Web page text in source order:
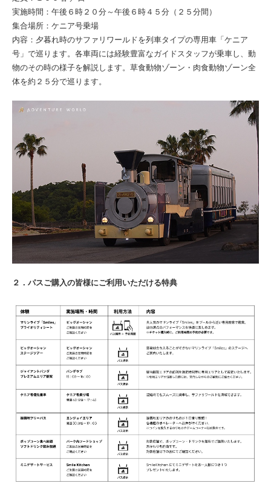
実施時間：午後６時２０分～午後６時４５分（２５分間）
集合場所：ケニア号乗場
内容：夕暮れ時のサファリワールドを列車タイプの専用車「ケニア
号」で巡ります。各車両には経験豊富なガイドスタッフが乗車し、動
物のその時の様子を解説します。草食動物ゾーン・肉食動物ゾーン全
体を約２５分で巡ります。
２．パスご購入の皆様にご利用いただける特典